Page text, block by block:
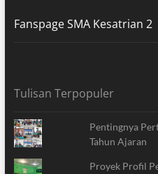
Fanspage SMA Kesatrian 2
Tulisan Terpopuler
Pentingnya
Tahun Ajaran
Proyek Profil